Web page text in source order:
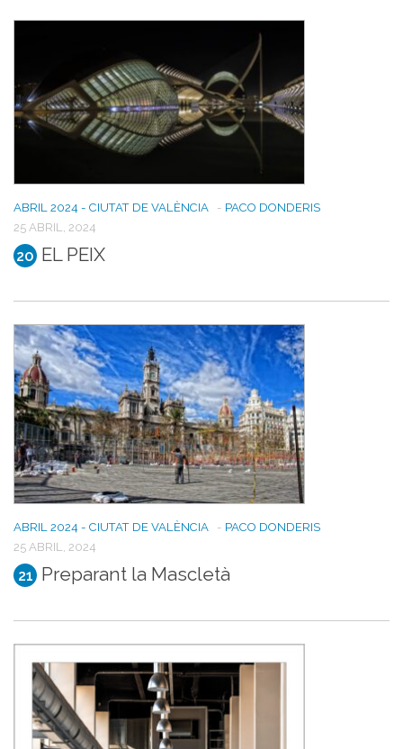
- PACO DONDERIS
ABRIL 2024 - CIUTAT DE VALÈNCIA
25 ABRIL, 2024
20 EL PEIX
- PACO DONDERIS
ABRIL 2024 - CIUTAT DE VALÈNCIA
25 ABRIL, 2024
21 Preparant la Mascletà